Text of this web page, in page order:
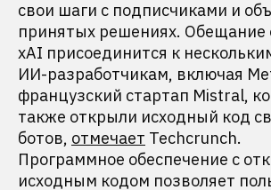
свои шаги с подписчиками и
принятых решениях. Обещание
xAI присоединится к
ИИ-разработчикам, включая
французский стартап Mistral,
также открыли исходный код
ботов, отмечает Techcrunch.
Программное обеспечение с
исходным кодом позволяет